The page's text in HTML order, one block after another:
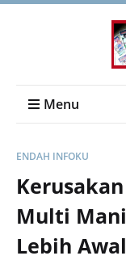
Menu
ENDAH INFOKU
Multi
Lebih Awal